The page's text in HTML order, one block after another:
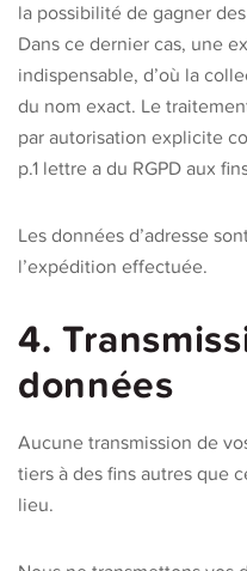
la possibilité de gagner
Dans ce dernier cas, une
indispensable, d’où la
du nom exact. Le
par autorisation explicite
p.1 lettre a du RGPD aux
Les données d’adresse
l’expédition effectuée.
4.
données
Aucune transmission de
tiers à des fins autres que
lieu.